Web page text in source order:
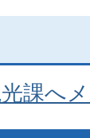
課へ